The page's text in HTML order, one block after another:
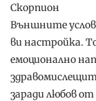
Скорпион
Външните
ви настройка.
емоционално
заради любов от